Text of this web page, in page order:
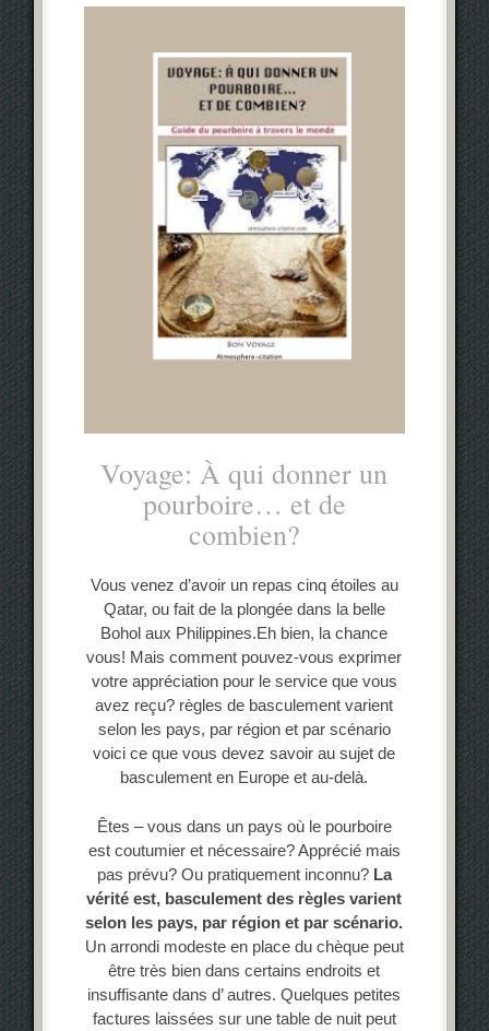
Voyage: À qui donner un
pourboire… et de
combien?
Vous venez d’avoir un repas cinq étoiles au
Qatar, ou fait de la plongée dans la belle
Bohol aux Philippines.Eh bien, la chance
vous! Mais comment pouvez-vous exprimer
votre appréciation pour le service que vous
avez reçu? règles de basculement varient
selon les pays, par région et par scénario
voici ce que vous devez savoir au sujet de
basculement en Europe et au-delà.
Êtes – vous dans un pays où le pourboire
est coutumier et nécessaire? Apprécié mais
pas prévu? Ou pratiquement inconnu? La
vérité est, basculement des règles varient
selon les pays, par région et par scénario.
Un arrondi modeste en place du chèque peut
être très bien dans certains endroits et
insuffisante dans d’ autres. Quelques petites
factures laissées sur une table de nuit peut